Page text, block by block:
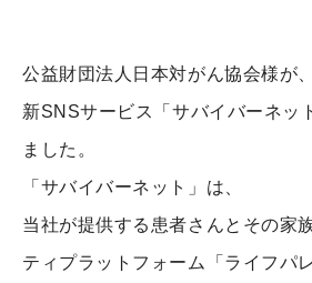
公益財団法人日本対がん協会様が、
新SNSサービス「サバイバーネッ
ました。
「サバイバーネット」は、
当社が提供する患者さんとその家
ティプラットフォーム「ライフパ